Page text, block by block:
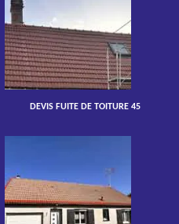
DEVIS FUITE DE TOITURE 45